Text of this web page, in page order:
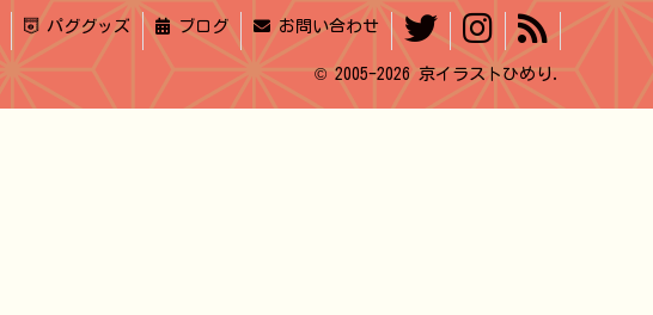
パググッズ ブログ お問い合わせ
© 2005-2026 京イラストひめり.